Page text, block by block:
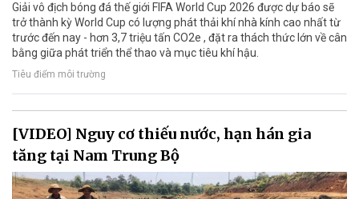
Giải vô địch bóng đá thế giới FIFA World Cup 2026 được dự báo sẽ
trở thành kỳ World Cup có lượng phát thải khí nhà kính cao nhất từ
trước đến nay - hơn 3,7 triệu tấn CO2e , đặt ra thách thức lớn về cân
bằng giữa phát triển thể thao và mục tiêu khí hậu.
Tiêu điểm môi trường
[VIDEO] Nguy cơ thiếu nước, hạn hán gia
tăng tại Nam Trung Bộ